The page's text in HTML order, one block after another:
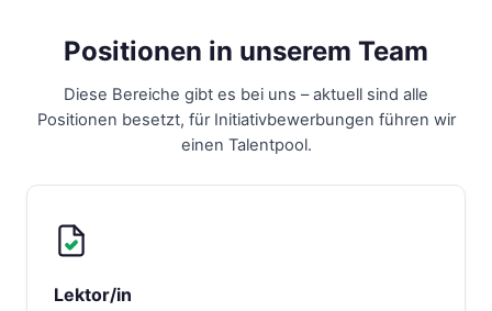
Positionen in unserem Team
Diese Bereiche gibt es bei uns – aktuell sind alle
Positionen besetzt, für Initiativbewerbungen führen wir
einen Talentpool.
Lektor/in